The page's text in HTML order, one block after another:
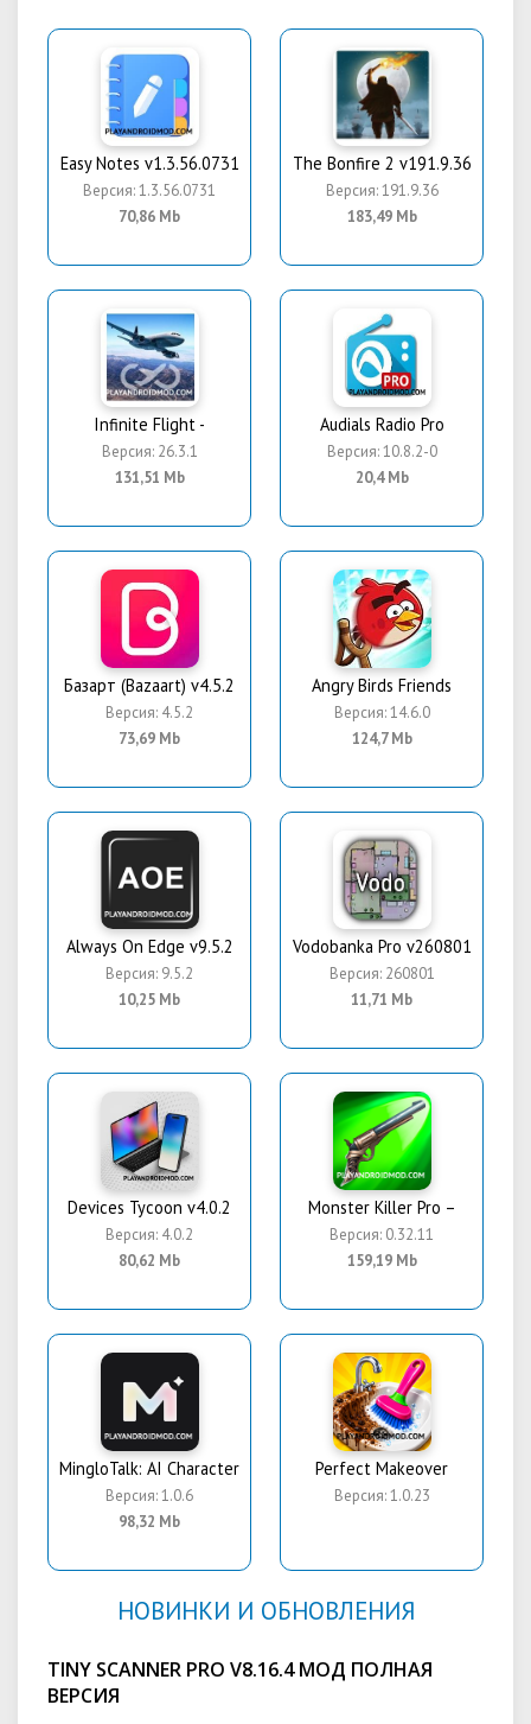
Easy Notes v1.3.56.0731
Версия: 1.3.56.0731
70,86 Mb
The Bonfire 2 v191.9.36
Версия: 191.9.36
183,49 Mb
Infinite Flight -
Версия: 26.3.1
131,51 Mb
Audials Radio Pro
Версия: 10.8.2-0
20,4 Mb
Базарт (Bazaart) v4.5.2
Версия: 4.5.2
73,69 Mb
Angry Birds Friends
Версия: 14.6.0
124,7 Mb
Always On Edge v9.5.2
Версия: 9.5.2
10,25 Mb
Vodobanka Pro v260801
Версия: 260801
11,71 Mb
Devices Tycoon v4.0.2
Версия: 4.0.2
80,62 Mb
Monster Killer Pro –
Версия: 0.32.11
159,19 Mb
MingloTalk: AI Character
Версия: 1.0.6
98,32 Mb
Perfect Makeover
Версия: 1.0.23
НОВИНКИ И ОБНОВЛЕНИЯ
TINY SCANNER PRO V8.16.4 МОД ПОЛНАЯ
ВЕРСИЯ